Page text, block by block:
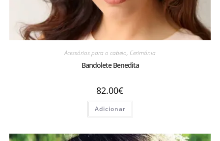
Acessórios para o cabelo, Cerimónia
Bandolete Benedita
82.00€
Adicionar